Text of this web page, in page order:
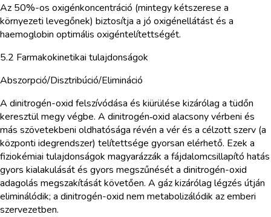
Az 50%-os oxigénkoncentráció (mintegy kétszerese a
környezeti levegőnek) biztosítja a jó oxigénellátást és a
haemoglobin optimális oxigéntelítettségét.
5.2 Farmakokinetikai tulajdonságok
Abszorpció/Disztribúció/Elimináció
A dinitrogén-oxid felszívódása és kiürülése kizárólag a tüdőn
keresztül megy végbe. A dinitrogén‑oxid alacsony vérbeni és
más szövetekbeni oldhatósága révén a vér és a célzott szerv (a
központi idegrendszer) telítettsége gyorsan elérhető. Ezek a
fiziokémiai tulajdonságok magyarázzák a fájdalomcsillapító hatás
gyors kialakulását és gyors megszűnését a dinitrogén-oxid
adagolás megszakítását követően. A gáz kizárólag légzés útján
eliminálódik; a dinitrogén-oxid nem metabolizálódik az emberi
szervezetben.